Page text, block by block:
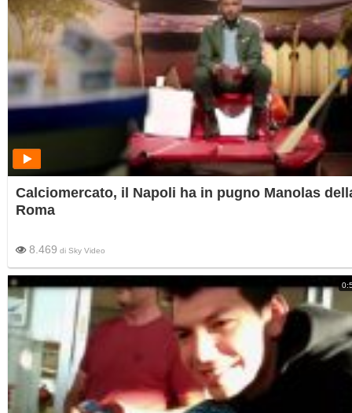
Calciomercato, il Napoli ha in pugno Manolas
Roma
8.469 di Sky Video